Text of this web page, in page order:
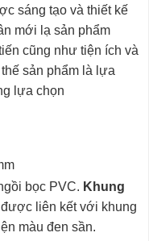
sáng tạo và thiết kế
mới lạ sản phẩm
cũng như tiện ích và
sản phẩm là lựa
lựa chọn
bọc PVC. Khung
liên kết với khung
màu đen sần.